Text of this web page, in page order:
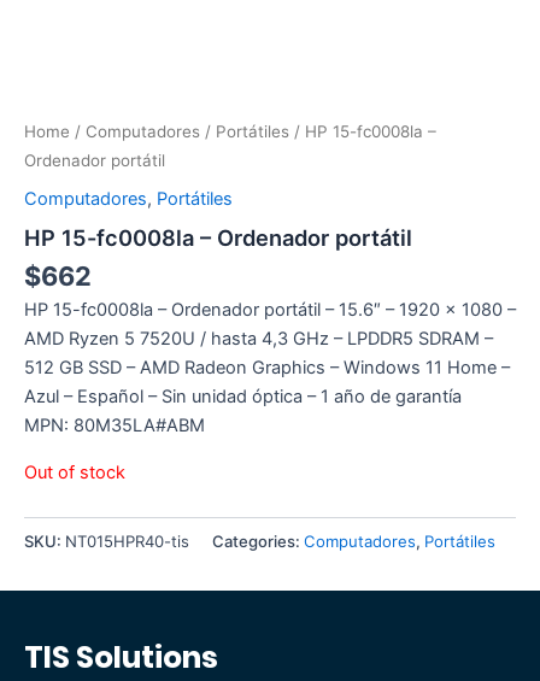
Home / Computadores / Portátiles / HP 15-fc0008la –
Ordenador portátil
Computadores, Portátiles
HP 15-fc0008la – Ordenador portátil
$662
HP 15-fc0008la – Ordenador portátil – 15.6″ – 1920 x 1080 –
AMD Ryzen 5 7520U / hasta 4,3 GHz – LPDDR5 SDRAM –
512 GB SSD – AMD Radeon Graphics – Windows 11 Home –
Azul – Español – Sin unidad óptica – 1 año de garantía
MPN: 80M35LA#ABM
Out of stock
SKU: NT015HPR40-tis Categories: Computadores, Portátiles
TIS Solutions